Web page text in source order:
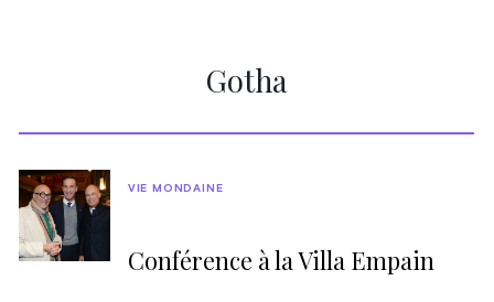
Gotha
Conférence à la Villa Empain
VIE MONDAINE